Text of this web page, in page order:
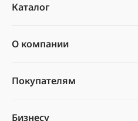
Каталог
О компании
Покупателям
Бизнесу